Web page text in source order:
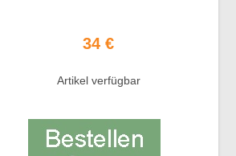
34 €
Artikel verfügbar